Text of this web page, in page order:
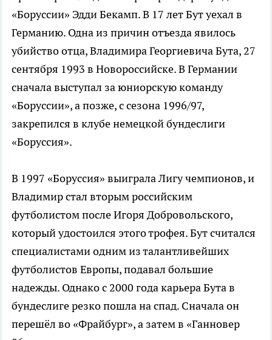
«Боруссии» Эдди Бекамп. В 17 лет Бут уехал в
Германию. Одна из причин отъезда явилось
убийство отца, Владимира Георгиевича Бута, 27
сентября 1993 в Новороссийске. В Германии
сначала выступал за юниорскую команду
«Боруссии», а позже, с сезона 1996/97,
закрепился в клубе немецкой бундеслиги
«Боруссия».
В 1997 «Боруссия» выиграла Лигу чемпионов, и
Владимир стал вторым российским
футболистом после Игоря Добровольского,
который удостоился этого трофея. Бут считался
специалистами одним из талантливейших
футболистов Европы, подавал большие
надежды. Однако с 2000 года карьера Бута в
бундеслиге резко пошла на спад. Сначала он
перешёл во «Фрайбург», а затем в «Ганновер